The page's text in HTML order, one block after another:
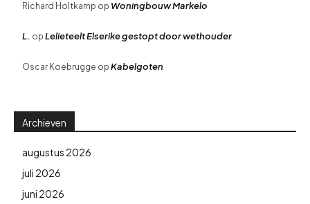
Richard Holtkamp op Woningbouw Markelo
L. op Lelieteelt Elserike gestopt door wethouder
Oscar Koebrugge op Kabelgoten
Archieven
augustus 2026
juli 2026
juni 2026